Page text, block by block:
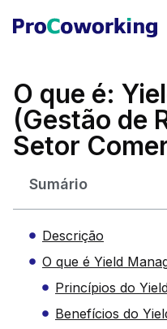
O que é:
(Gestão de
Setor
Sumário
Descrição
O que é Yield
Princípios do
Benefícios do